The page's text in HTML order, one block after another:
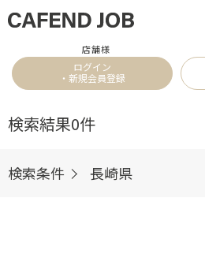
店舗様
ログイン
・新規会員登録
検索結果0件
検索条件 長崎県